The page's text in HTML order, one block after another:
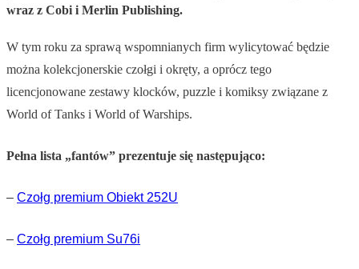
wraz z Cobi i Merlin Publishing.
W tym roku za sprawą wspomnianych firm wylicytować będzie
można kolekcjonerskie czołgi i okręty, a oprócz tego
licencjonowane zestawy klocków, puzzle i komiksy związane z
World of Tanks i World of Warships.
Pełna lista „fantów” prezentuje się następująco:
– Czołg premium Obiekt 252U
– Czołg premium Su76i